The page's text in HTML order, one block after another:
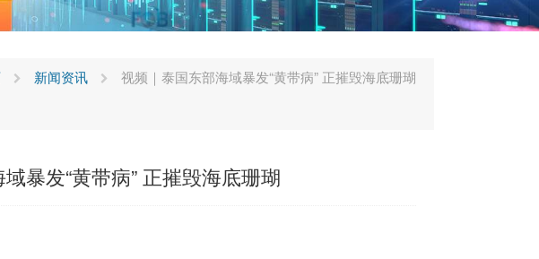
新闻资讯 视频｜泰国东部海域暴发“黄带病” 正摧毁海底珊瑚
暴发“黄带病” 正摧毁海底珊瑚